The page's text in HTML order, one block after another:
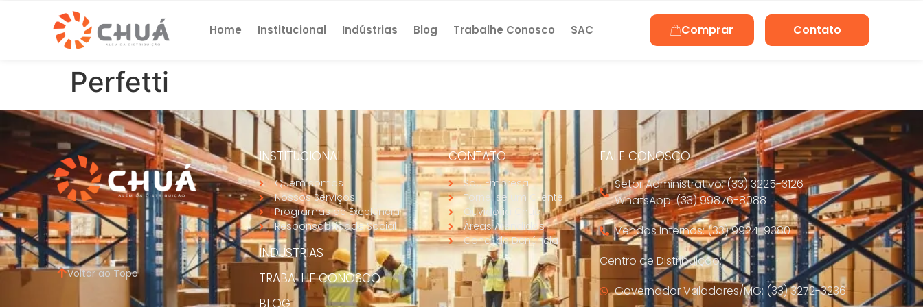
Home Institucional Indústrias Blog Trabalhe Conosco SAC Comprar Contato
Perfetti
Voltar ao Topo
INSTITUCIONAL
Quem somos
Nossos Serviços
Programas de Excelência
Responsabilidade Social
INDUSTRIAS
TRABALHE CONOSCO
BLOG
CONTATO
Sou Empresa
Torne-se um Cliente
Ouvidoria Chuá
Áreas Atendidas
Canal de Denúncia
FALE CONOSCO
Setor Administrativo: (33) 3225-3126
WhatsApp: (33) 99876-8088
Vendas Internas: (33) 9924-9380
Centro de Distribuição:
Governador Valadares/MG: (33) 3272-3236